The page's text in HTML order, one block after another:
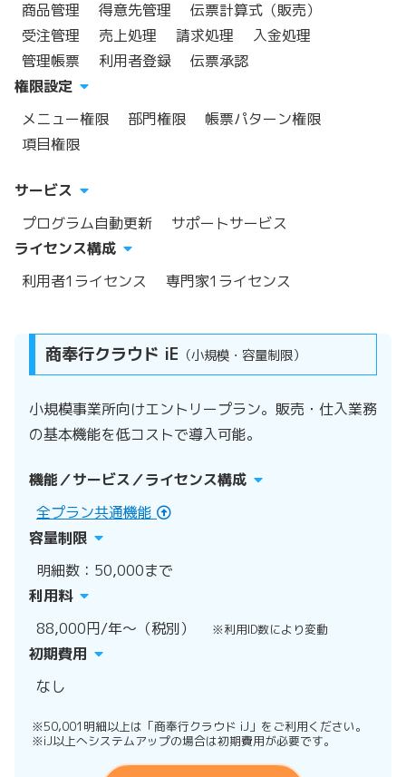
商品管理
得意先管理
伝票計算式（販売）
受注管理
売上処理 請求処理
入金処理
管理帳票
利用者登録
伝票承認
権限設定
メニュー権限
部門権限
帳票パターン権限
項目権限
サービス
プログラム自動更新
サポートサービス
ライセンス構成
利用者1ライセンス
専門家1ライセンス
商奉行クラウド iE （小規模・容量制限）
小規模事業所向けエントリープラン。販売・仕入業務
の基本機能を低コストで導入可能。
機能／サービス／ライセンス構成
全プラン共通機能
容量制限
明細数：50,000まで
利用料
88,000円/年～（税別）
※利用ID数により変動
初期費用
なし
※50,001明細以上は「商奉行クラウド iJ」をご利用ください。
※iJ以上へシステムアップの場合は初期費用が必要です。